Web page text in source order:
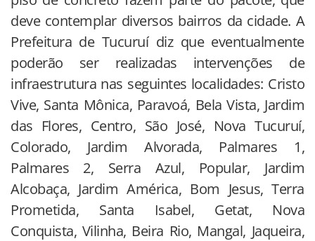
deve contemplar diversos bairros da cidade. A
Prefeitura de Tucuruí diz que eventualmente
poderão ser realizadas intervenções de
infraestrutura nas seguintes localidades: Cristo
Vive, Santa Mônica, Paravoá, Bela Vista, Jardim
das Flores, Centro, São José, Nova Tucuruí,
Colorado, Jardim Alvorada, Palmares 1,
Palmares 2, Serra Azul, Popular, Jardim
Alcobaça, Jardim América, Bom Jesus, Terra
Prometida, Santa Isabel, Getat, Nova
Conquista, Vilinha, Beira Rio, Mangal, Jaqueira,